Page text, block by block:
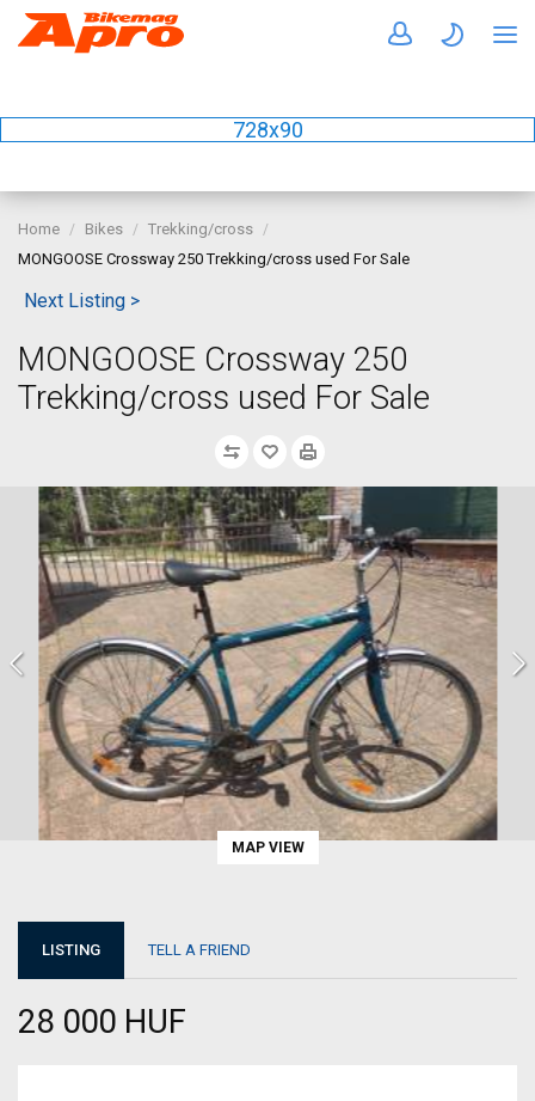
728x90
Home Bikes
Trekking/cross
MONGOOSE Crossway 250 Trekking/cross used For Sale
Next Listing >
MONGOOSE Crossway 250
Trekking/cross used For Sale
MAP VIEW
LISTING TELL A FRIEND
28 000 HUF